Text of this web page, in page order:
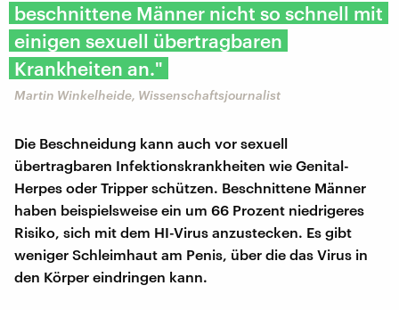
beschnittene Männer nicht so schnell mit
einigen sexuell übertragbaren
Krankheiten an."
Martin Winkelheide, Wissenschaftsjournalist
Die Beschneidung kann auch vor sexuell
übertragbaren Infektionskrankheiten wie Genital-
Herpes oder Tripper schützen. Beschnittene Männer
haben beispielsweise ein um 66 Prozent niedrigeres
Risiko, sich mit dem HI-Virus anzustecken. Es gibt
weniger Schleimhaut am Penis, über die das Virus in
den Körper eindringen kann.